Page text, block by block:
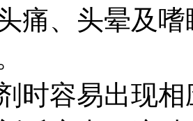
痛、头晕及
时容易出现